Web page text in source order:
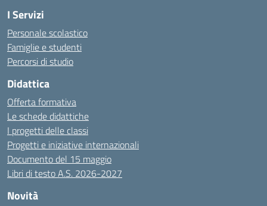
I Servizi
Personale scolastico
Famiglie e studenti
Percorsi di studio
Didattica
Offerta formativa
Le schede didattiche
I progetti delle classi
Progetti e iniziative internazionali
Documento del 15 maggio
Libri di testo A.S. 2026-2027
Novità